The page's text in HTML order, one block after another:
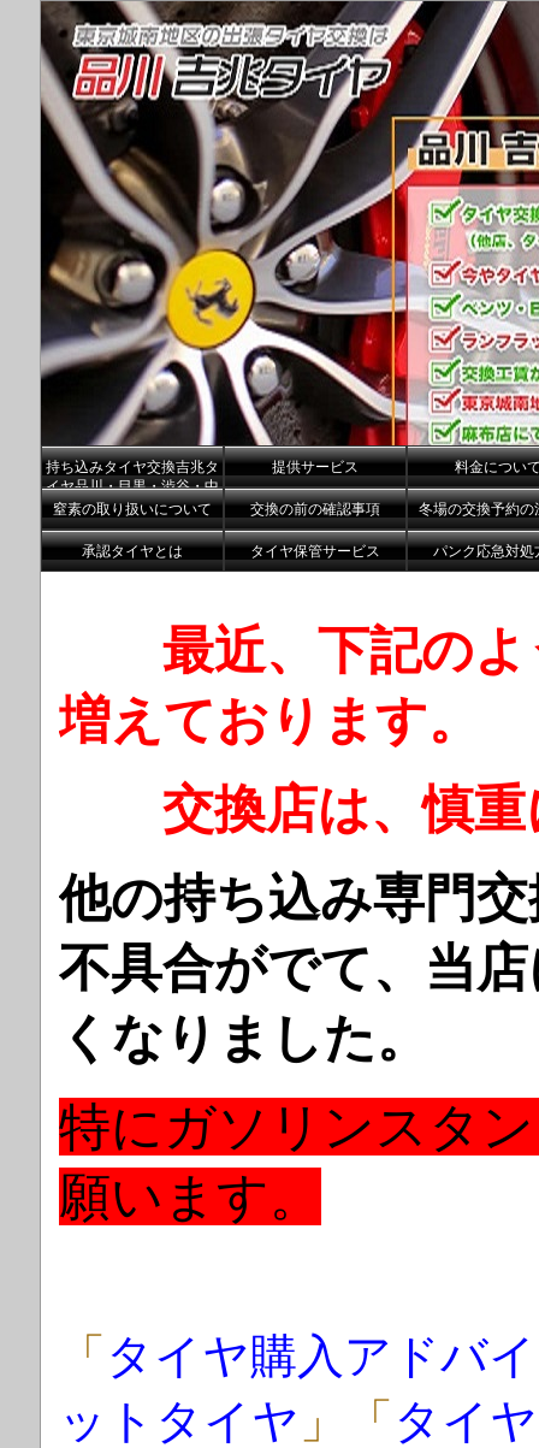
持ち込みタイヤ交換吉兆タ
イヤ品川・目黒・渋谷・中
央区港区
提供サービス 料金につい
窒素の取り扱いについて 交換の前の確認事項 冬場の交換予約の
承認タイヤとは タイヤ保管サービス パンク応急対処
最近、下記の
増えております。
交換店は、慎重
他の持ち込み専門
不具合がでて、当
くなりました。
特にガソリンスタ
願います。
「 タイヤ購入アドバ
ットタイヤ 」「 タイ